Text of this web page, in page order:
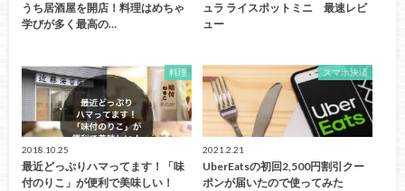
うち居酒屋を開店！料理はめちゃ
学びが多く最高の…
ュラ ライスポットミニ 最速レビ
ュー
料理
2018.10.25
最近どっぷりハマってます！「味
付のりこ」が便利で美味しい！
スマホ決済
2021.2.21
UberEatsの初回2,500円割引クー
ポンが届いたので使ってみた